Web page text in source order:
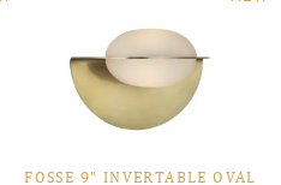
FOSSE 9" INVERTABLE OVAL